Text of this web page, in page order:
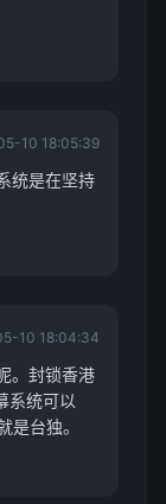
10 18:05:39
统是在坚持
10 18:04:34
。封锁香港
系统可以
是台独。